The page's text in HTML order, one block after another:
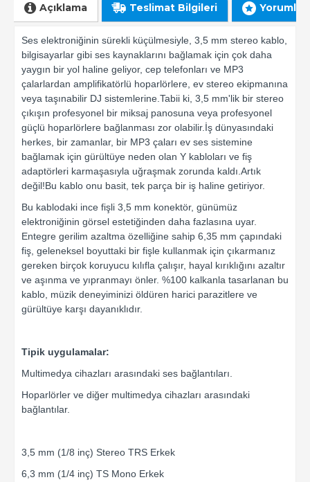
Açıklama Teslimat Bilgileri Yorumlar
Ses elektroniğinin sürekli küçülmesiyle, 3,5 mm stereo kablo,
bilgisayarlar gibi ses kaynaklarını bağlamak için çok daha
yaygın bir yol haline geliyor, cep telefonları ve MP3
çalarlardan amplifikatörlü hoparlörlere, ev stereo ekipmanına
veya taşınabilir DJ sistemlerine.Tabii ki, 3,5 mm'lik bir stereo
çıkışın profesyonel bir miksaj panosuna veya profesyonel
güçlü hoparlörlere bağlanması zor olabilir.İş dünyasındaki
herkes, bir zamanlar, bir MP3 çaları ev ses sistemine
bağlamak için gürültüye neden olan Y kabloları ve fiş
adaptörleri karmaşasıyla uğraşmak zorunda kaldı.Artık
değil!Bu kablo onu basit, tek parça bir iş haline getiriyor.
Bu kablodaki ince fişli 3,5 mm konektör, günümüz
elektroniğinin görsel estetiğinden daha fazlasına uyar.
Entegre gerilim azaltma özelliğine sahip 6,35 mm çapındaki
fiş, geleneksel boyuttaki bir fişle kullanmak için çıkarmanız
gereken birçok koruyucu kılıfla çalışır, hayal kırıklığını azaltır
ve aşınma ve yıpranmayı önler. %100 kalkanla tasarlanan bu
kablo, müzik deneyiminizi öldüren harici parazitlere ve
gürültüye karşı dayanıklıdır.
Tipik uygulamalar:
Multimedya cihazları arasındaki ses bağlantıları.
Hoparlörler ve diğer multimedya cihazları arasındaki
bağlantılar.
3,5 mm (1/8 inç) Stereo TRS Erkek
6,3 mm (1/4 inç) TS Mono Erkek